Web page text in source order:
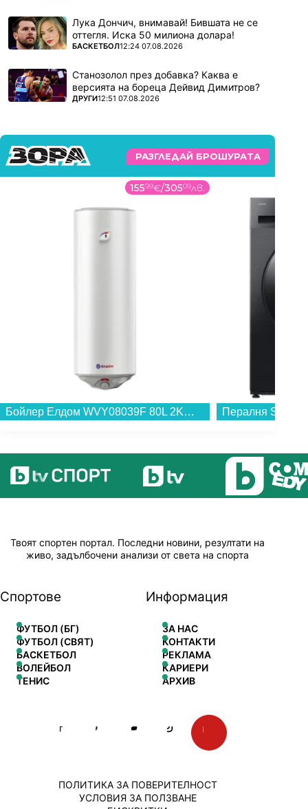
Лука Дончич, внимавай! Бившата не се
оттегля. Иска 50 милиона долара!
ПОВЕЧЕ ОТ
БАСКЕТБОЛ12:24 07.08.2026
Станозолол през добавка? Каква е
версията на бореца Дейвид Димитров?
ПОВЕЧЕ ОТ
ДРУГИ12:51 07.08.2026
РАЗГЛЕДАЙ БРОШУРАТА
15599€/30509лв.
Бойлер Елдом WVY08039F 80L 2KW STYLE , 2 , 75 , C , Вертикален...
Твоят спортен портал. Последни новини, резултати на
живо, задълбочени анализи от света на спорта
Спортове
ФУТБОЛ (БГ)
ФУТБОЛ (СВЯТ)
БАСКЕТБОЛ
ВОЛЕЙБОЛ
ТЕНИС
Информация
ЗА НАС
КОНТАКТИ
РЕКЛАМА
КАРИЕРИ
АРХИВ
ПОЛИТИКА ЗА ПОВЕРИТЕЛНОСТ
УСЛОВИЯ ЗА ПОЛЗВАНЕ